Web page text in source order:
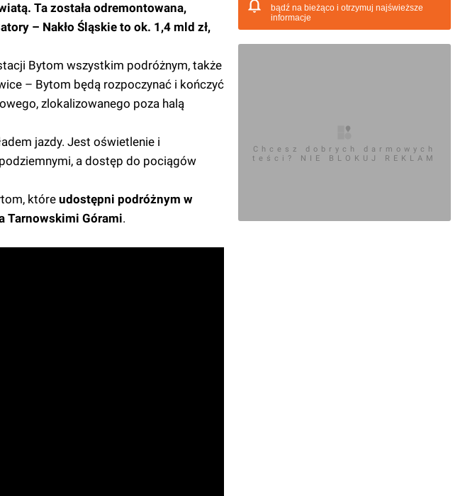
Ta została odremontowana,
– Nakło Śląskie to ok. 1,4 mld zł,
Bytom wszystkim podróżnym, także
– Bytom będą rozpoczynać i kończyć
zlokalizowanego poza halą
jazdy. Jest oświetlenie i
a dostęp do pociągów
które udostępni podróżnym w
Tarnowskimi Górami.
bądź na bieżąco i otrzymuj najświeższe
informacje
Chcesz dobrych darmowych
teści? NIE BLOKUJ REKLAM